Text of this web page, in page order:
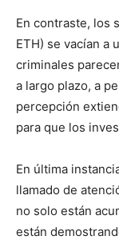
En contraste, los
ETH) se vacían a
criminales
a largo plazo, a
percepción
para que los
En última
llamado de
no solo están
están